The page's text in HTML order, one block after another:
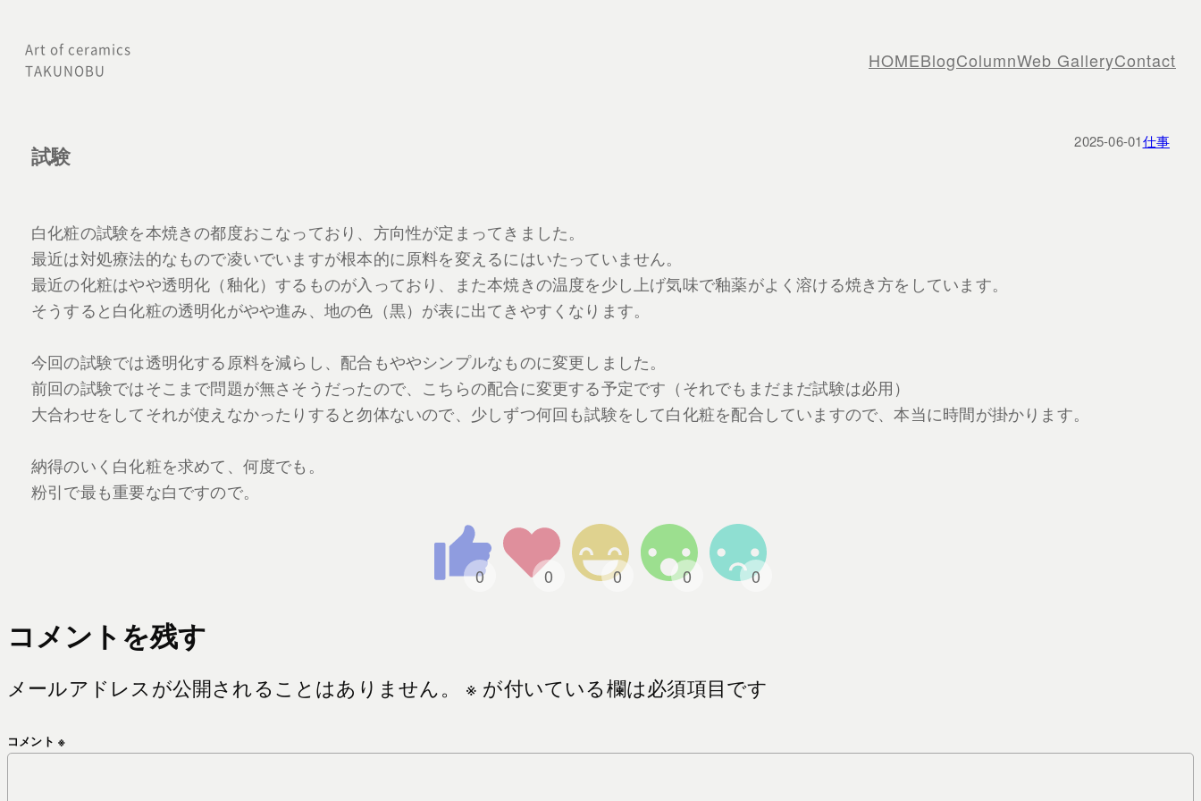
容Art of ceramics
TAKUNOBU
HOMEBlogColumnWeb GalleryContact
試験
2025-06-01仕事
白化粧の試験を本焼きの都度おこなっており、方向性が定まってきました。
最近は対処療法的なもので凌いでいますが根本的に原料を変えるにはいたっていません。
最近の化粧はやや透明化（釉化）するものが入っており、また本焼きの温度を少し上げ気味で釉薬がよく溶ける焼き方をしています。
そうすると白化粧の透明化がやや進み、地の色（黒）が表に出てきやすくなります。
今回の試験では透明化する原料を減らし、配合もややシンプルなものに変更しました。
前回の試験ではそこまで問題が無さそうだったので、こちらの配合に変更する予定です（それでもまだまだ試験は必用）
大合わせをしてそれが使えなかったりすると勿体ないので、少しずつ何回も試験をして白化粧を配合していますので、本当に時間が掛かります。
納得のいく白化粧を求めて、何度でも。
粉引で最も重要な白ですので。
コメントを残す
メールアドレスが公開されることはありません。 ※ が付いている欄は必須項目です
コメント※